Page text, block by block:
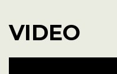
VIDEO